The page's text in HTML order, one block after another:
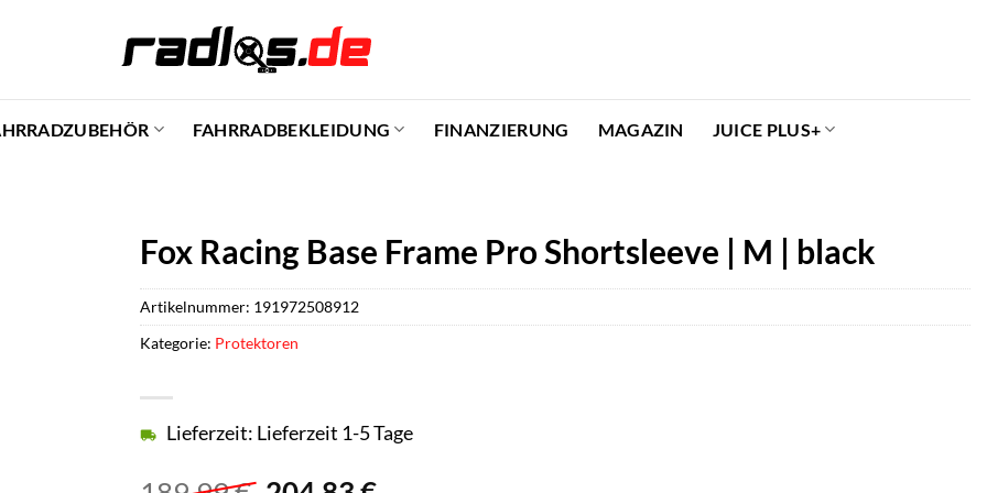
FAHRRADBEKLEIDUNG FINANZIERUNG MAGAZIN JUICE PLUS+
Fox Racing Base Frame Pro Shortsleeve | M | black
Lieferzeit: Lieferzeit 1-5 Tage
Artikelnummer: 191972508912
Kategorie: Protektoren